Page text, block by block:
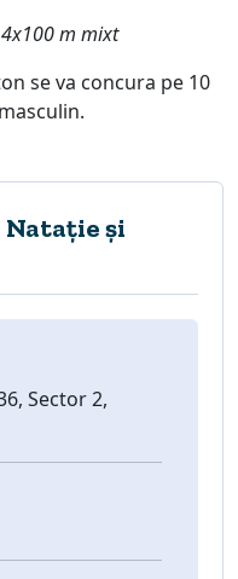
m mixt
se va concura pe 10
Natație și
Sector 2,